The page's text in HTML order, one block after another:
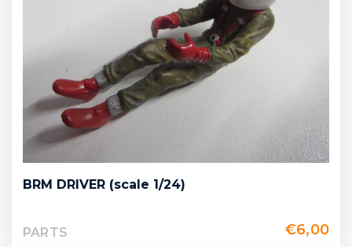
BRM DRIVER (scale 1/24)
PARTS €6,00